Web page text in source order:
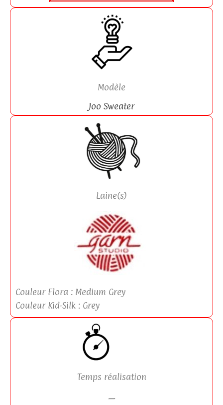
Modèle
Joo Sweater
Laine(s)
Couleur Flora : Medium Grey
Couleur Kid-Silk : Grey
Temps réalisation
—